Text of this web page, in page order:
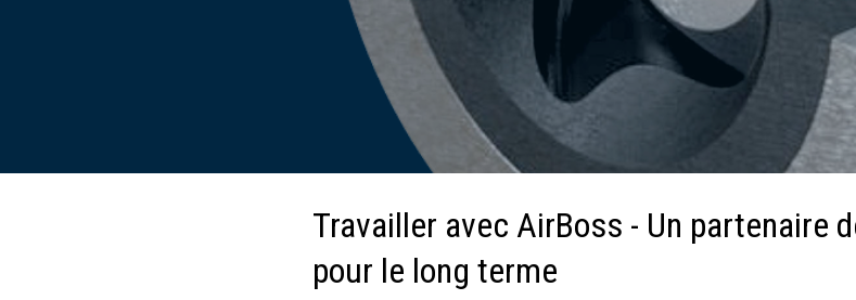
Travailler avec AirBoss - Un partenaire
pour le long terme